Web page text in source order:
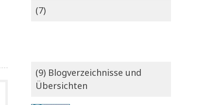
(7)
(9) Blogverzeichnisse und
Übersichten